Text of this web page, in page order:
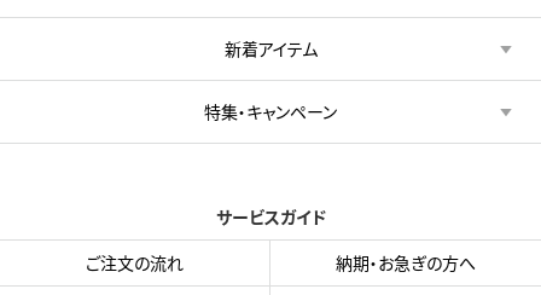
新着アイテム
特集・キャンペーン
サービスガイド
ご注文の流れ
納期・お急ぎの方へ